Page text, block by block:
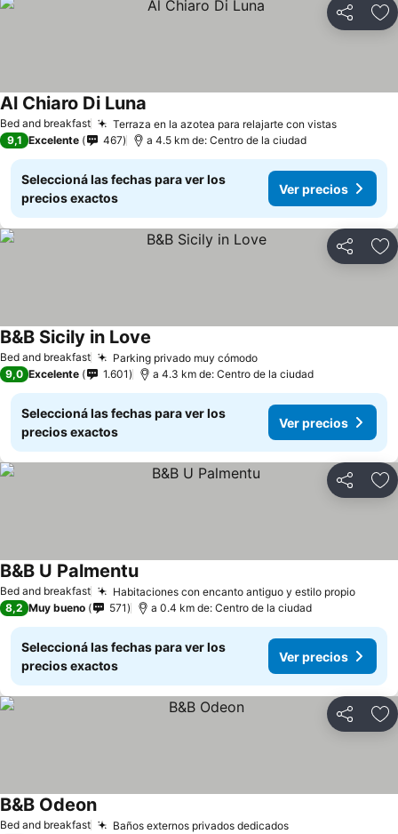
Compartir
Bed and breakfast Terraza en la azotea para relajarte con vistas
Al Chiaro Di Luna
9,1 Excelente 467 a 4.5 km de: Centro de la ciudad
Seleccioná las fechas para ver los
precios exactos
Ver precios
Compartir
Bed and breakfast Parking privado muy cómodo
B&B Sicily in Love
9,0 Excelente 1.601 a 4.3 km de: Centro de la ciudad
Seleccioná las fechas para ver los
precios exactos
Ver precios
Compartir
Bed and breakfast Habitaciones con encanto antiguo y estilo propio
B&B U Palmentu
8,2 Muy bueno 571 a 0.4 km de: Centro de la ciudad
Seleccioná las fechas para ver los
precios exactos
Ver precios
Compartir
Bed and breakfast Baños externos privados dedicados
B&B Odeon